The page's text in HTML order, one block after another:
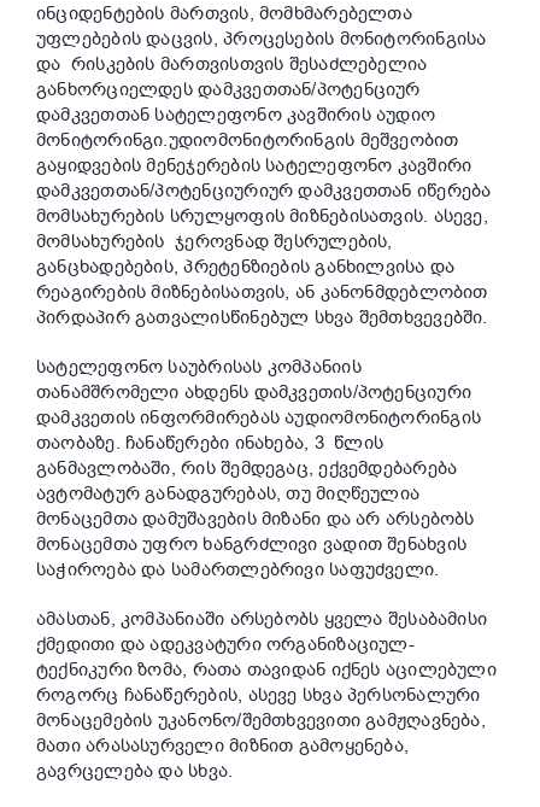
ინციდენტების მართვის, მომხმარებელთა
უფლებების დაცვის, პროცესების მონიტორინგისა
და რისკების მართვისთვის შესაძლებელია
განხორციელდეს დამკვეთთან/პოტენციურ
დამკვეთთან სატელეფონო კავშირის აუდიო
მონიტორინგი.უდიომონიტორინგის მეშვეობით
გაყიდვების მენეჯერების სატელეფონო კავშირი
დამკვეთთან/პოტენციურიურ დამკვეთთან იწერება
მომსახურების სრულყოფის მიზნებისათვის. ასევე,
მომსახურების ჯეროვნად შესრულების,
განცხადებების, პრეტენზიების განხილვისა და
რეაგირების მიზნებისათვის, ან კანონმდებლობით
პირდაპირ გათვალისწინებულ სხვა შემთხვევებში.
სატელეფონო საუბრისას კომპანიის
თანამშრომელი ახდენს დამკვეთის/პოტენციური
დამკვეთის ინფორმირებას აუდიომონიტორინგის
თაობაზე. ჩანაწერები ინახება, 3 წლის
განმავლობაში, რის შემდეგაც, ექვემდებარება
ავტომატურ განადგურებას, თუ მიღწეულია
მონაცემთა დამუშავების მიზანი და არ არსებობს
მონაცემთა უფრო ხანგრძლივი ვადით შენახვის
საჭიროება და სამართლებრივი საფუძველი.
ამასთან, კომპანიაში არსებობს ყველა შესაბამისი
ქმედითი და ადეკვატური ორგანიზაციულ-
ტექნიკური ზომა, რათა თავიდან იქნეს აცილებული
როგორც ჩანაწერების, ასევე სხვა პერსონალური
მონაცემების უკანონო/შემთხვევითი გამჟღავნება,
მათი არასასურველი მიზნით გამოყენება,
გავრცელება და სხვა.